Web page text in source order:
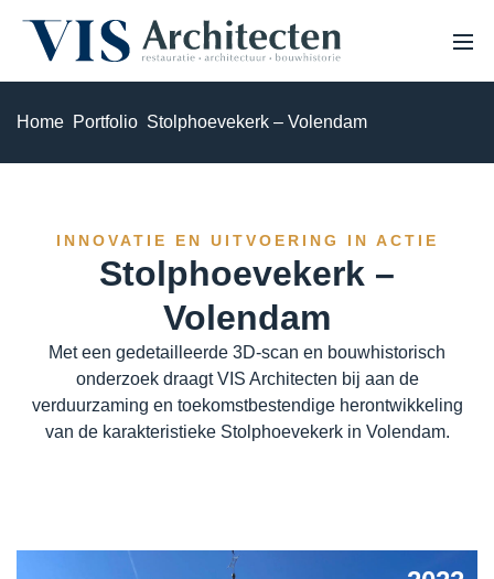
HOME
PROJECTEN
Monumenten & erfgoed
Haalbaarheidsstudie & analyse
Bouwhistorisch onderzoek & waardestelling
3D Laserscannen & 3D inmeten
Herbestemming & transformatie
NIEUWS
Home Portfolio Stolphoevekerk – Volendam
INNOVATIE EN UITVOERING IN ACTIE
Stolphoevekerk –
Volendam
Met een gedetailleerde 3D-scan en bouwhistorisch
onderzoek draagt VIS Architecten bij aan de
verduurzaming en toekomstbestendige herontwikkeling
van de karakteristieke Stolphoevekerk in Volendam.